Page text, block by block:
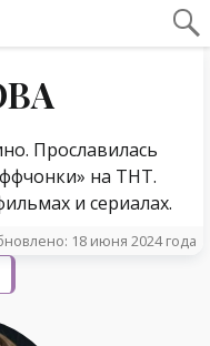
Прославилась
на ТНТ.
и сериалах.
18 июня 2024 года